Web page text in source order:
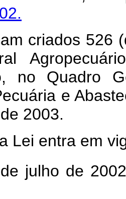
criados 526
no Quadro
e
2003.
Lei entra em
julho de